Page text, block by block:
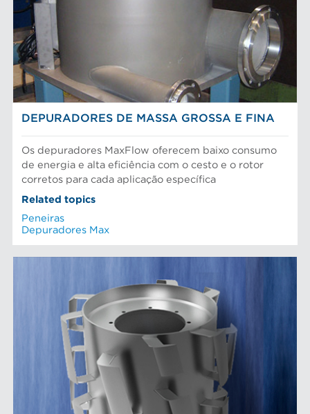
DEPURADORES DE MASSA GROSSA E FINA
Os depuradores MaxFlow oferecem baixo consumo
de energia e alta eficiência com o cesto e o rotor
corretos para cada aplicação específica
Related topics
Peneiras
Depuradores Max